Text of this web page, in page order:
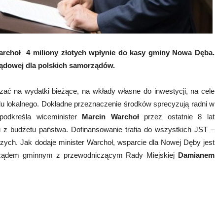
4 miliony złotych wpłynie do kasy gminy Nowa Dęba.
dla polskich samorządów.
na wydatki bieżące, na wkłady własne do inwestycji, na cele
lokalnego. Dokładne przeznaczenie środków sprecyzują radni w
wiceminister Marcin Warchołprzez ostatnie 8 lat
budżetu państwa. Dofinansowanie trafia do wszystkich JST –
Jak dodaje minister Warchoł, wsparcie dla Nowej Dęby jest
gminnym z przewodniczącym Rady Miejskiej Damianem